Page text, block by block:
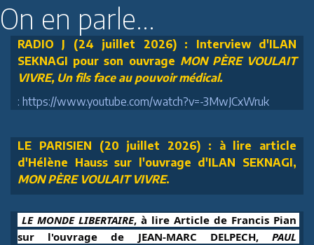
On en parle...
RADIO J (24 juillet 2026) : Interview d'ILAN
SEKNAGI pour son ouvrage MON PÈRE VOULAIT
VIVRE, Un fils face au pouvoir médical.
: https://www.youtube.com/watch?v=-3MwJCxWruk
LE PARISIEN (20 juillet 2026) : à lire article
d'Hélène Hauss sur l'ouvrage d'ILAN SEKNAGI,
MON PÈRE VOULAIT VIVRE.
LE MONDE LIBERTAIRE, à lire Article de Francis Pian
sur l'ouvrage de JEAN-MARC DELPECH, PAUL